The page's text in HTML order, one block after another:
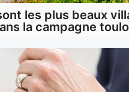
les plus beaux
la campagne